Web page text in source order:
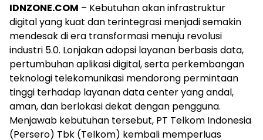
IDNZONE.COM – Kebutuhan akan infrastruktur
digital yang kuat dan terintegrasi menjadi semakin
mendesak di era transformasi menuju revolusi
industri 5.0. Lonjakan adopsi layanan berbasis data,
pertumbuhan aplikasi digital, serta perkembangan
teknologi telekomunikasi mendorong permintaan
tinggi terhadap layanan data center yang andal,
aman, dan berlokasi dekat dengan pengguna.
Menjawab kebutuhan tersebut, PT Telkom Indonesia
(Persero) Tbk (Telkom) kembali memperluas